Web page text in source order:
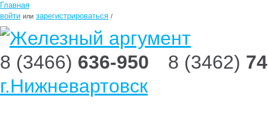
Главная
войти или зарегистрироваться /
8 (3466) 636-950 8 (3462)
г.Нижневартовск